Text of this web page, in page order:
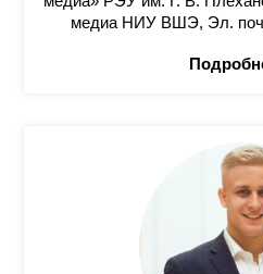
медиа НИУ ВШЭ, Эл.